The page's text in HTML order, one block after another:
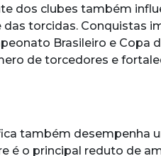
dos clubes também
das torcidas. Conquistas
Brasileiro e Copa
de torcedores e
também desempenha
é o principal reduto de